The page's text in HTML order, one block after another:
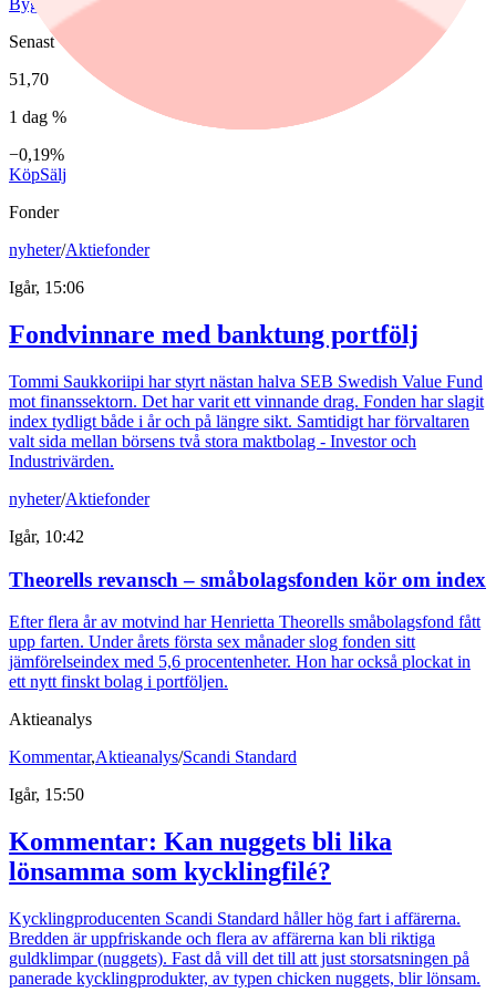
Byggmax Group
Senast
51,70
1 dag %
−0,19%
KöpSälj
Fonder
nyheter/Aktiefonder
Igår, 15:06
Fondvinnare med banktung portfölj
Tommi Saukkoriipi har styrt nästan halva SEB Swedish Value Fund
mot finanssektorn. Det har varit ett vinnande drag. Fonden har slagit
index tydligt både i år och på längre sikt. Samtidigt har förvaltaren
valt sida mellan börsens två stora maktbolag - Investor och
Industrivärden.
nyheter/Aktiefonder
Igår, 10:42
Theorells revansch – småbolagsfonden kör om index
Efter flera år av motvind har Henrietta Theorells småbolagsfond fått
upp farten. Under årets första sex månader slog fonden sitt
jämförelseindex med 5,6 procentenheter. Hon har också plockat in
ett nytt finskt bolag i portföljen.
Aktieanalys
Kommentar,Aktieanalys/Scandi Standard
Igår, 15:50
Kommentar: Kan nuggets bli lika
lönsamma som kycklingfilé?
Kycklingproducenten Scandi Standard håller hög fart i affärerna.
Bredden är uppfriskande och flera av affärerna kan bli riktiga
guldklimpar (nuggets). Fast då vill det till att just storsatsningen på
panerade kycklingprodukter, av typen chicken nuggets, blir lönsam.